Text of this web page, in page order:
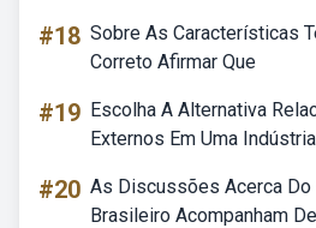
#18 Sobre As Características
Correto Afirmar Que
#19 Escolha A Alternativa
Externos Em Uma
#20 As Discussões Acerca Do
Brasileiro Acompanham